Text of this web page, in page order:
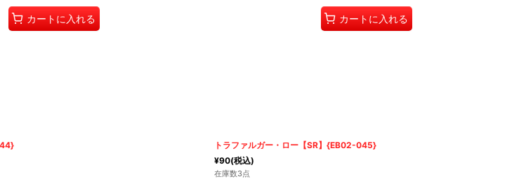
カートに入れる カートに入れる
トラファルガー・ロー【SR】{EB02-045}
¥90(税込)
在庫数3点